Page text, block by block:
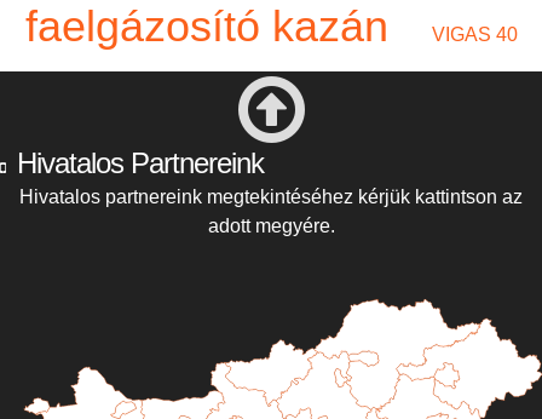
faelgázosító kazán VIGAS 40
Hivatalos Partnereink
Hivatalos partnereink megtekintéséhez kérjük kattintson az
adott megyére.